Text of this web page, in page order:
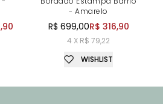
- Amarelo
R$ 699,00R$ 316,90
4 X R$ 79,22
WISHLIST